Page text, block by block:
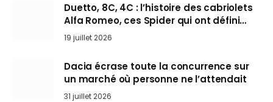
Duetto, 8C, 4C : l’histoire des cabriolets
Alfa Romeo, ces Spider qui ont défini
l’art de rouler cheveux au vent
19 juillet 2026
Dacia écrase toute la concurrence sur
un marché où personne ne l’attendait
31 juillet 2026